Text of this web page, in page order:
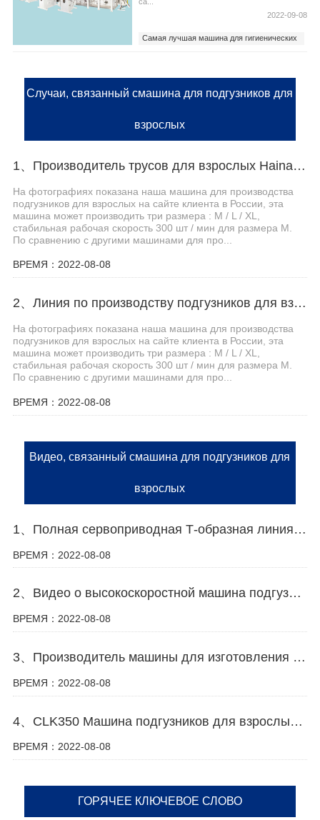
2022-09-08
Самая лучшая машина для гигиенических
Случаи, связанный смашина для подгузников для
взрослых
1、Производитель трусов для взрослых Haina помогает российскому заказчику эффективно производить
На фотографиях показана наша машина для производства
подгузников для взрослых на сайте клиента в России, эта
машина может производить три размера : M / L / XL,
стабильная рабочая скорость 300 шт / мин для размера M.
По сравнению с другими машинами для про...
ВРЕМЯ：2022-08-08
2、Линия по производству подгузников для взрослых Haina помогает клиентам из Центральной Азии увеличить производственные мощности
На фотографиях показана наша машина для производства
подгузников для взрослых на сайте клиента в России, эта
машина может производить три размера : M / L / XL,
стабильная рабочая скорость 300 шт / мин для размера M.
По сравнению с другими машинами для про...
ВРЕМЯ：2022-08-08
Видео, связанный смашина для подгузников для
взрослых
1、Полная сервоприводная Т-образная линия по производству детских подгузников видео
ВРЕМЯ：2022-08-08
2、Видео о высокоскоростной машина подгузников для взрослых
ВРЕМЯ：2022-08-08
3、Производитель машины для изготовления подгузников в Китае
ВРЕМЯ：2022-08-08
4、CLK350 Машина подгузников для взрослых с & Видео с машиной для менструальных трусов
ВРЕМЯ：2022-08-08
ГОРЯЧЕЕ КЛЮЧЕВОЕ СЛОВО